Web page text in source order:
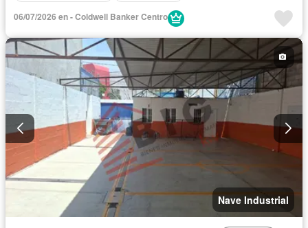
06/07/2026 en - Coldwell Banker Centro
Nave Industrial